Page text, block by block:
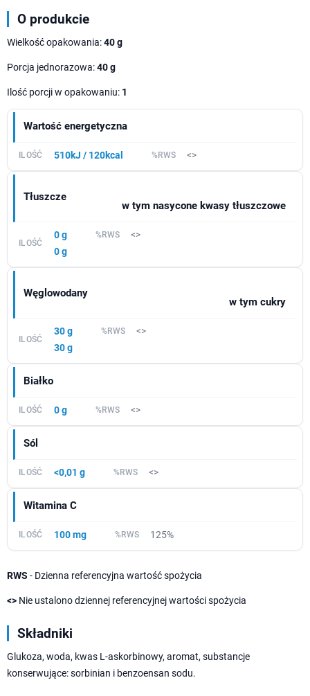
O produkcie
Wielkość opakowania:40 g
Porcja jednorazowa:40 g
Ilość porcji w opakowaniu: 1
Wartość energetyczna
510kJ / 120kcal <>
Tłuszcze
w tym nasycone kwasy tłuszczowe
0 g
0 g
<>
Węglowodany
w tym cukry
30 g
30 g
<>
Białko
0 g <>
Sól
<0,01 g <>
Witamina C
100 mg 125%
RWS - Dzienna referencyjna wartość spożycia
<> Nie ustalono dziennej referencyjnej wartości spożycia
Składniki
Glukoza, woda, kwas L-askorbinowy, aromat, substancje
konserwujące: sorbinian i benzoensan sodu.